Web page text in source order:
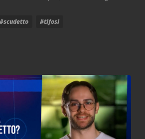
#scudetto #tifosi